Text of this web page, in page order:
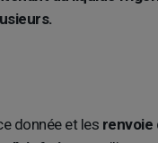
donnée et les renvoie